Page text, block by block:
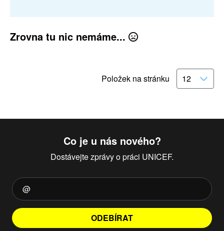
Zrovna tu nic nemáme...
Položek na stránku
Co je u nás nového?
Dostávejte zprávy o práci UNICEF.
ODEBÍRAT